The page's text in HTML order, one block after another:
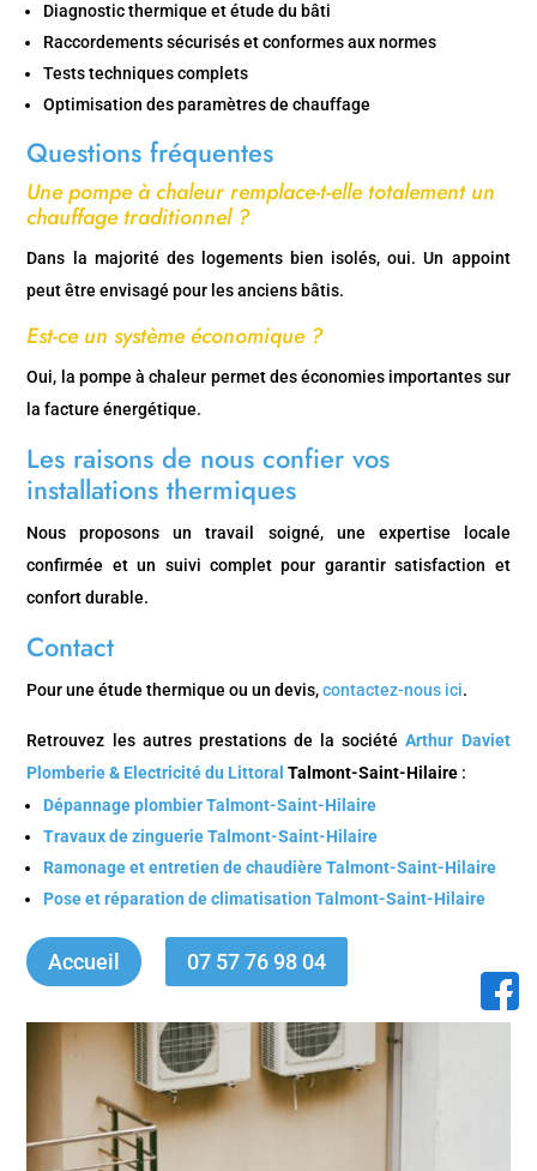
Diagnostic thermique et étude du bâti
Raccordements sécurisés et conformes aux normes
Tests techniques complets
Optimisation des paramètres de chauffage
Questions fréquentes
Une pompe à chaleur remplace-t-elle totalement un
chauffage traditionnel ?
Dans la majorité des logements bien isolés, oui. Un appoint
peut être envisagé pour les anciens bâtis.
Est-ce un système économique ?
Oui, la pompe à chaleur permet des économies importantes sur
la facture énergétique.
Les raisons de nous confier vos
installations thermiques
Nous proposons un travail soigné, une expertise locale
confirmée et un suivi complet pour garantir satisfaction et
confort durable.
Contact
Pour une étude thermique ou un devis,contactez-nous ici.
Retrouvez les autres prestations de la sociétéArthur Daviet
Plomberie & Electricité du Littoral Talmont-Saint-Hilaire :
Dépannage plombier Talmont-Saint-Hilaire
Travaux de zinguerie Talmont-Saint-Hilaire
Ramonage et entretien de chaudière Talmont-Saint-Hilaire
Pose et réparation de climatisation Talmont-Saint-Hilaire
Accueil 07 57 76 98 04